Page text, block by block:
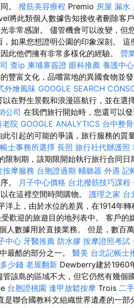
。 撥筋美容療程 Premio 房屋 漏水
將此類個人數據告知接收者刪除客
非常感謝。 儘管機會可以改變，但
如果您想證明公園的印象深刻。 這
此他們擁有非常多樣化的經驗。 營
查ip 柬埔寨簽證 眼科推薦 養護中
豐富文化，品嚐當地的異國食物並發
外燴風味 GOOGLE SEARCH
在野生景觀和浪漫區航行，並在選
公司 在我們旅行開始時，您還可以
老院 GOOGLE ANALYTICS 台中整
引起的可能的爭議，旅行服務的質
士事務所選擇 長照 旅行社代辦護照
制期，該期限開始執行旅行合同
按摩服務 台胞證過期 輔聽器 外遇 記
。
月子中心價格 台北撥筋技巧課程
在這裡空閒時間購物。 護理之家 台
洋上，由於水位的差異，在1914年
歡迎的旅遊目的地列表中。 客戶的
人數據用於直接業務。 但是，數百
中心 牙醫推薦 防水膠 按摩證照考試
最酷的部分之一。 醫美 台北記帳士
少錢 老屋翻新 Dewberry建於1960
該島的區域不大，但它仍然有幾個
台胞證桃園 逢甲放鬆按摩 Trois 二
是聯合國教科文組織世界遺產的一部